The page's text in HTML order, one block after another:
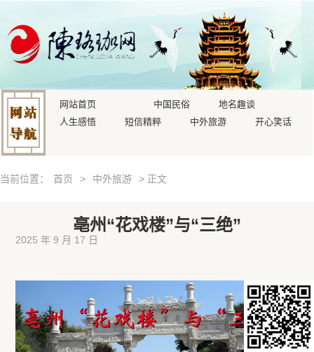
网站首页 中国民俗
地名趣谈
人生感悟
短信精粹 中外旅游 开心笑话
当前位置： 首页 > 中外旅游 > 正文
亳州“花戏楼”与“三绝”
2025 年 9 月 17 日